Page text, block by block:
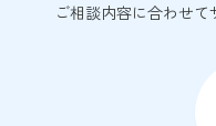
ご相談内容に合わせて